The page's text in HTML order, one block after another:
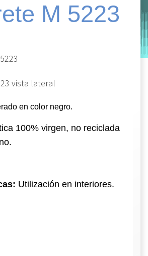
7, 2022 M 5223
en color negro.
100% virgen, no reciclada
Utilización en interiores.